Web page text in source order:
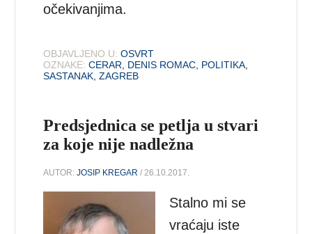
očekivanjima.
OBJAVLJENO U: OSVRT
OZNAKE: CERAR DENIS ROMAC POLITIKA
SASTANAK ,ZAGREB
Predsjednica se petlja u stvari
za koje nije nadležna
AUTOR:JOSIP KREGAR / 26.10.2017.
Stalno mi se
vraćaju iste